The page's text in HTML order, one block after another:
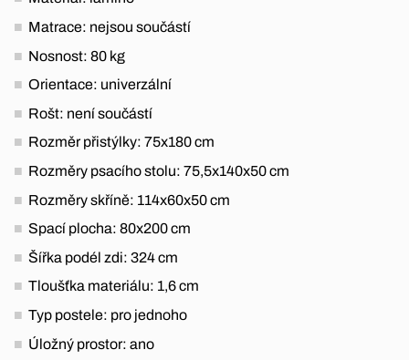
Matrace: nejsou součástí
Nosnost: 80 kg
Orientace: univerzální
Rošt: není součástí
Rozměr přistýlky: 75x180 cm
Rozměry psacího stolu: 75,5x140x50 cm
Rozměry skříně: 114x60x50 cm
Spací plocha: 80x200 cm
Šířka podél zdi: 324 cm
Tloušťka materiálu: 1,6 cm
Typ postele: pro jednoho
Úložný prostor: ano